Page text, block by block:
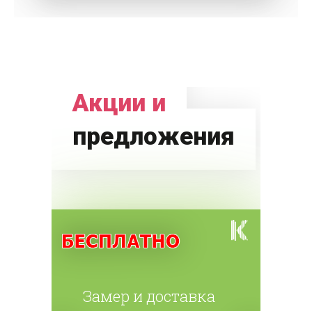
Акции и
предложения
Замер и доставка